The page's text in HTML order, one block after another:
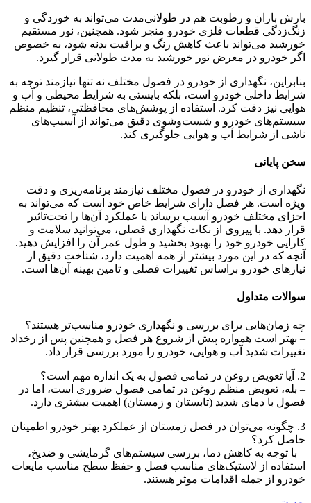
بارش باران و رطوبت هم در طولانی‌مدت می‌تواند به خوردگی و
زنگ‌زدگی قطعات فلزی خودرو منجر شود. همچنین، نور مستقیم
خورشید می‌تواند باعث کاهش رنگ و براقیت بدنه شود، به خصوص
اگر خودرو در معرض نور خورشید به مدت طولانی قرار گیرد.
بنابراین، نگهداری از خودرو در فصول مختلف نه تنها نیازمند توجه به
شرایط داخلی خودرو است، بلکه بایستی به شرایط محیطی و آب و
هوایی نیز دقت کرد. استفاده از پوشش‌های محافظتی، تنظیم منظم
سیستم‌های خودرو و شست‌وشوی دقیق می‌تواند از آسیب‌های
ناشی از شرایط آب و هوایی جلوگیری کند.
سخن پایانی
نگهداری از خودرو در فصول مختلف نیازمند برنامه‌ریزی و دقت
ویژه است. هر فصل دارای شرایط خاص خود است که می‌تواند به
اجزای مختلف خودرو آسیب برساند یا عملکرد آن‌ها را تحت‌تاثیر
قرار دهد. با پیروی از نکات نگهداری فصلی، می‌توانید سلامت و
کارایی خودرو خود را بهبود بخشید و طول عمر آن را افزایش دهید.
آنچه که در این مورد بیشتر از همه اهمیت دارد، شناخت دقیق از
نیازهای خودرو براساس تغییرات فصلی و تامین بهینه آن‌ها است.
سوالات متداول
چه زمان‌هایی برای بررسی و نگهداری خودرو مناسب‌تر هستند؟
– بهتر است همواره پیش از شروع هر فصل و همچنین پس از رخداد
تغییرات شدید آب و هوایی، خودرو را مورد بررسی قرار داد.
2. آیا تعویض روغن در تمامی فصول به یک اندازه مهم است؟
– بله، تعویض منظم روغن در تمامی فصول ضروری است، اما در
فصول با دمای شدید (تابستان و زمستان) اهمیت بیشتری دارد.
3. چگونه می‌توان در فصل زمستان از عملکرد بهتر خودرو اطمینان
حاصل کرد؟
– با توجه به کاهش دما، بررسی سیستم‌های گرمایشی و ضدیخ،
استفاده از لاستیک‌های مناسب فصل و حفظ سطح مناسب مایعات
خودرو از جمله اقدامات موثر هستند.